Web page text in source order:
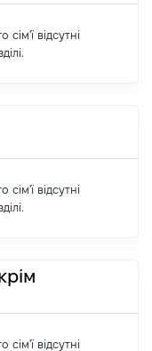
відсутні
відсутні
відсутні